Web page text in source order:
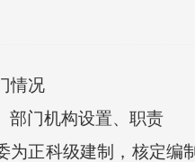
情况
门机构设置、职责
正科级建制，核定编制